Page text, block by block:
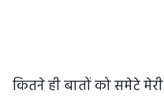
कितने ही बातों को समेटे